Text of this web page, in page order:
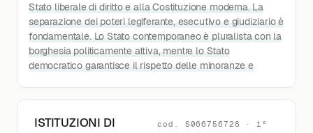
Stato liberale di diritto e alla Costituzione moderna. La
separazione dei poteri legiferante, esecutivo e giudiziario è
fondamentale. Lo Stato contemporaneo è pluralista con la
borghesia politicamente attiva, mentre lo Stato
democratico garantisce il rispetto delle minoranze e
ISTITUZIONI DI
cod. S066756728 · 1°